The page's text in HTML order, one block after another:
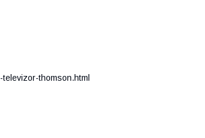
thomson.html